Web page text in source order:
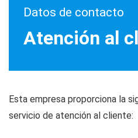
Datos de contacto
Atención al
Esta empresa proporciona la
servicio de atención al cliente: